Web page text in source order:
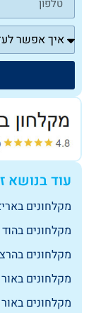
עוד בנושא
מקלחונים
מקלחונים
מקלחונים
מקלחונים באור
מקלחונים